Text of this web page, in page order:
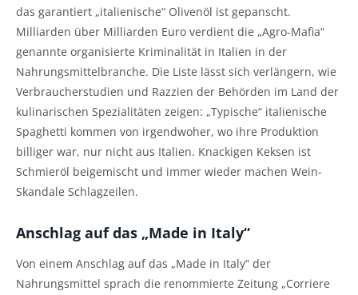
das garantiert „italienische“ Olivenöl ist gepanscht.
Milliarden über Milliarden Euro verdient die „Agro-Mafia“
genannte organisierte Kriminalität in Italien in der
Nahrungsmittelbranche. Die Liste lässt sich verlängern, wie
Verbraucherstudien und Razzien der Behörden im Land der
kulinarischen Spezialitäten zeigen: „Typische“ italienische
Spaghetti kommen von irgendwoher, wo ihre Produktion
billiger war, nur nicht aus Italien. Knackigen Keksen ist
Schmieröl beigemischt und immer wieder machen Wein-
Skandale Schlagzeilen.
Anschlag auf das „Made in Italy“
Von einem Anschlag auf das „Made in Italy“ der
Nahrungsmittel sprach die renommierte Zeitung „Corriere